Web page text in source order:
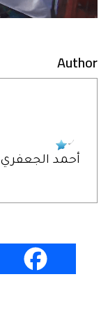
Author
أحمد الجعفري